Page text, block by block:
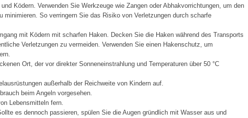
Ködern. Verwenden Sie Werkzeuge wie Zangen oder Abhakvorrichtungen, um den
So verringern Sie das Risiko von Verletzungen durch scharfe
mit Ködern mit scharfen Haken. Decken Sie die Haken während des Transports
Verletzungen zu vermeiden. Verwenden Sie einen Hakenschutz, um
Ort, der vor direkter Sonneneinstrahlung und Temperaturen über 50 °C
außerhalb der Reichweite von Kindern auf.
beim Angeln vorgesehen.
Lebensmitteln fern.
es dennoch passieren, spülen Sie die Augen gründlich mit Wasser aus und